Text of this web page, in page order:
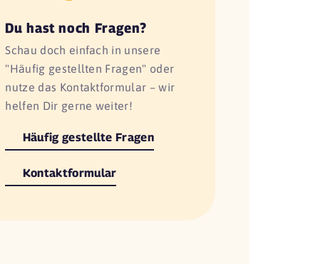
Du hast noch Fragen?
Schau doch einfach in unsere
"Häufig gestellten Fragen" oder
nutze das Kontaktformular – wir
helfen Dir gerne weiter!
Häufig gestellte Fragen
Kontaktformular